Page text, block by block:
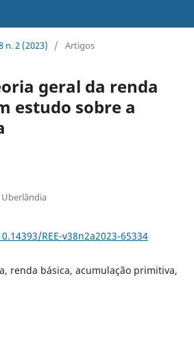
n. 2 (2023) / Artigos
geral da renda
estudo sobre a
REE-v38n2a2023-65334
renda básica, acumulação primitiva,